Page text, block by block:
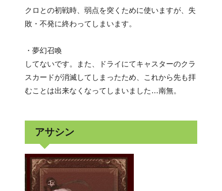
クロとの初戦時、弱点を突くために使いますが、失
敗・不発に終わってしまいます。
・夢幻召喚
してないです。また、ドライにてキャスターのクラ
スカードが消滅してしまったため、これから先も拝
むことは出来なくなってしまいました…南無。
アサシン